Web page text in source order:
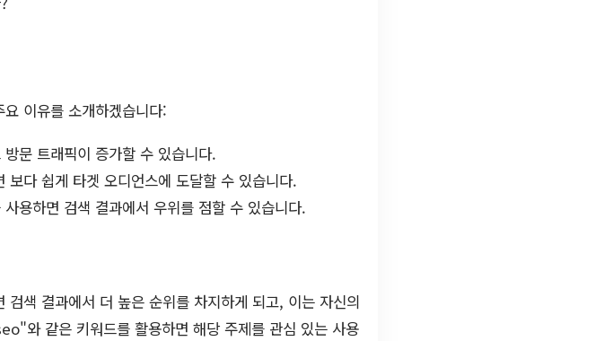
이유를 소개하겠습니다:
문 트래픽이 증가할 수 있습니다.
보다 쉽게 타겟 오디언스에 도달할 수 있습니다.
용하면 검색 결과에서 우위를 점할 수 있습니다.
색 결과에서 더 높은 순위를 차지하게 되고, 이는 자신의
와 같은 키워드를 활용하면 해당 주제를 관심 있는 사용